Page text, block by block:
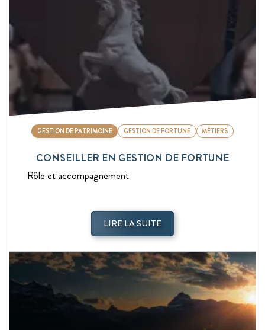
GESTION DE FORTUNE MÉTIERS
GESTION DE PATRIMOINE
CONSEILLER EN GESTION DE FORTUNE
Rôle et accompagnement
LIRE LA SUITE